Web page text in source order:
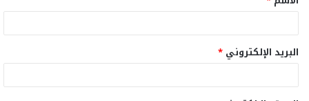
البريد الإلكتروني *